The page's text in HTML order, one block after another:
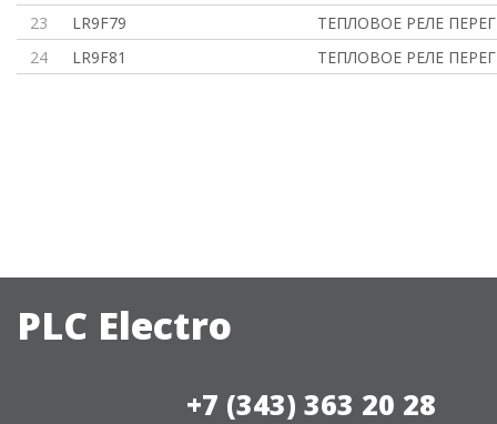
23
LR9F79
ТЕПЛОВОЕ РЕЛЕ
24
LR9F81 ТЕПЛОВОЕ РЕЛЕ
PLC Electro
+7 (343) 363 20 28